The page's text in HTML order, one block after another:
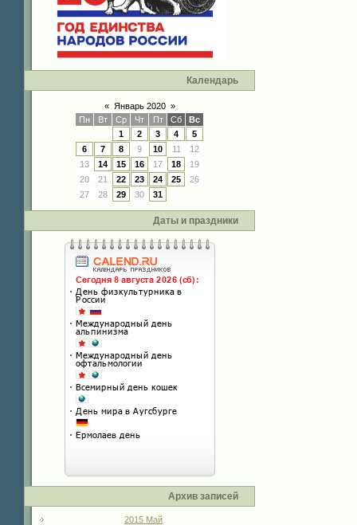
Календарь
« Январь 2020 »
Пн
Вт Ср Чт Пт Сб
Вс
1
2 3 4
5
6
7 8 9 10 11
12
13
14 15 16 17 18
19
20
21 22 23 24 25
26
27
28 29 30 31
Даты и праздники
Архив записей
2015 Май